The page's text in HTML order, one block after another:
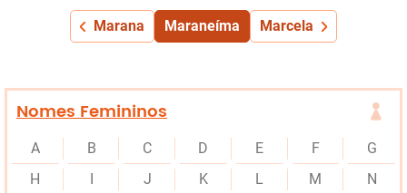
Marana Maraneíma Marcela
Nomes Femininos
A B C D E F
G
H
J K L M
N